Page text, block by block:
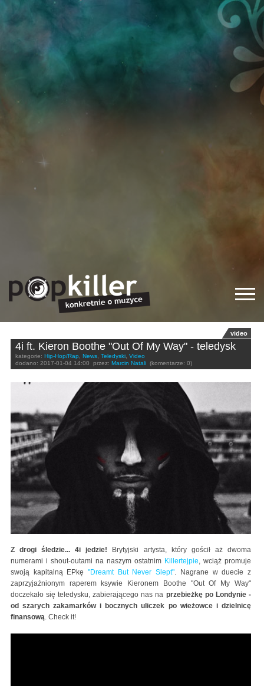
video
4i ft. Kieron Boothe "Out Of My Way" - teledysk
kategorie: Hip-Hop/Rap, News, Teledyski, Video
dodano: 2017-01-04 14:00 przez: Marcin Natali (komentarze: 0)
Z drogi śledzie... 4i jedzie! Brytyjski artysta, który gościł aż dwoma
numerami i shout-outami na naszym ostatnim Killertejpie , wciąż promuje
swoją kapitalną EPkę"Dreamt But Never Slept" . Nagrane w duecie z
zaprzyjaźnionym raperem ksywie Kieronem Boothe "Out Of My Way"
doczekało się teledysku, zabierającego nas na przebieżkę po Londynie -
od szarych zakamarków i bocznych uliczek po wieżowce i dzielnicę
finansową . Check it!